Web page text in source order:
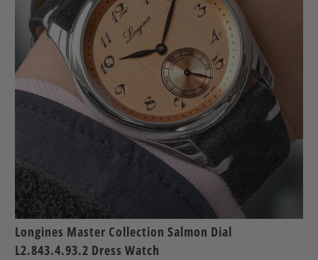
Longines Master Collection Salmon Dial
L2.843.4.93.2 Dress Watch